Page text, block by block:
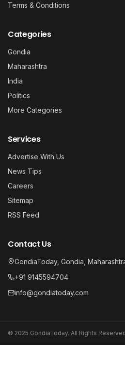
Terms & Conditions
Categories
Gondia
Maharashtra
India
Politics
More Categories
Services
Advertise With Us
News Tips
Careers
Sitemap
RSS Feed
Contact Us
GondiaToday, Gondia,
+91 9145594704
info@gondiatoday.com
© 2025 GondiaToday. All Rights